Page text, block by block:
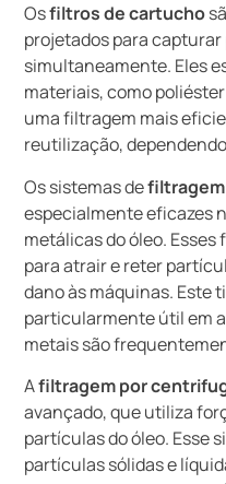
Osfiltros de cartucho
projetados para
simultaneamente. Eles
materiais, como
uma filtragem mais
reutilização,
Os sistemas de
especialmente eficazes
metálicas do óleo.
para atrair e reter
dano às máquinas. Este
particularmente útil em
metais são
Afiltragem por
avançado, que utiliza
partículas do óleo. Esse
partículas sólidas e